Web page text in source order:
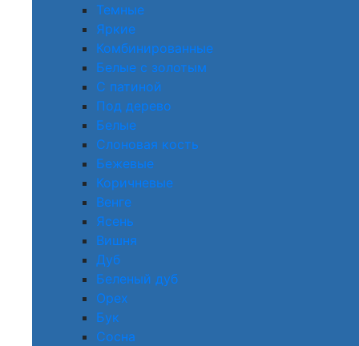
Темные
Яркие
Комбинированные
Белые с золотым
С патиной
Под дерево
Белые
Слоновая кость
Бежевые
Коричневые
Венге
Ясень
Вишня
Дуб
Беленый дуб
Орех
Бук
Сосна